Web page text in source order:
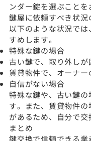
ンダー錠を選ぶことを
鍵屋に依頼すべき状況
以下のような状況で
すめします。
特殊な鍵の場合
古い鍵で、取り外しが
賃貸物件で、オーナ
自信がない場合
特殊な鍵や、古い鍵
す。また、賃貸物件
があるため、自分で交
まとめ
鍵交換で信頼できる